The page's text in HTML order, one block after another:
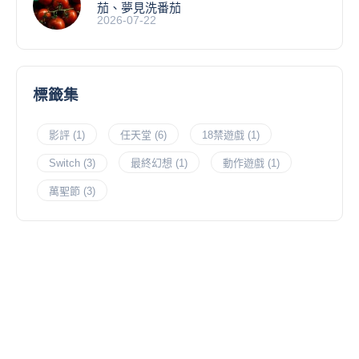
茄、夢見洗番茄
2026-07-22
標籤集
影評 (1) 任天堂 (6) 18禁遊戲 (1)
Switch (3) 最終幻想 (1) 動作遊戲 (1)
萬聖節 (3)